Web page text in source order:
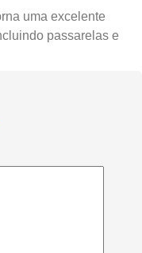
uma excelente
passarelas e